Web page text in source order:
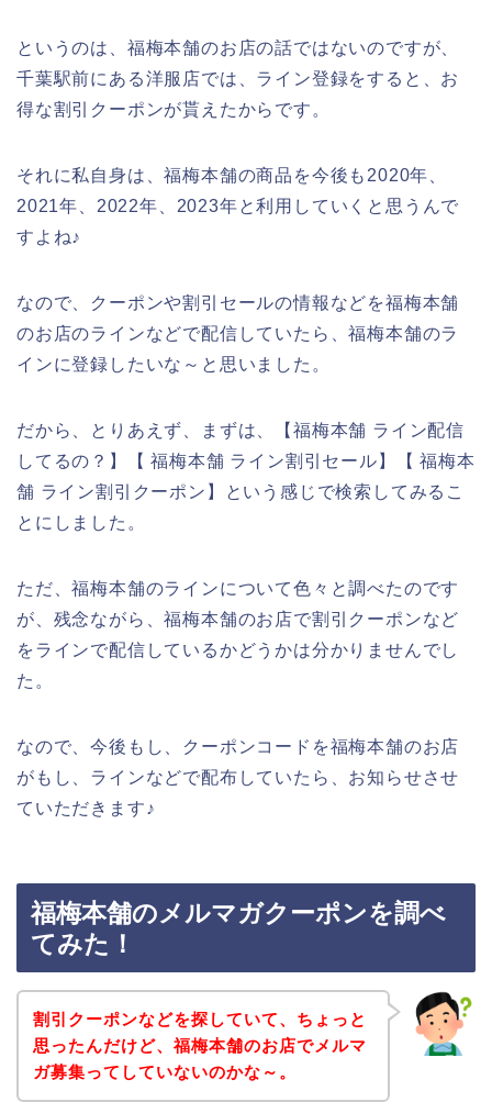
というのは、福梅本舗のお店の話ではないのですが、
千葉駅前にある洋服店では、ライン登録をすると、お
得な割引クーポンが貰えたからです。
それに私自身は、福梅本舗の商品を今後も2020年、
2021年、2022年、2023年と利用していくと思うんで
すよね♪
なので、クーポンや割引セールの情報などを福梅本舗
のお店のラインなどで配信していたら、福梅本舗のラ
インに登録したいな～と思いました。
だから、とりあえず、まずは、【福梅本舗 ライン配信
してるの？】【 福梅本舗 ライン割引セール】【 福梅本
舗 ライン割引クーポン】という感じで検索してみるこ
とにしました。
ただ、福梅本舗のラインについて色々と調べたのです
が、残念ながら、福梅本舗のお店で割引クーポンなど
をラインで配信しているかどうかは分かりませんでし
た。
なので、今後もし、クーポンコードを福梅本舗のお店
がもし、ラインなどで配布していたら、お知らせさせ
ていただきます♪
福梅本舗のメルマガクーポンを調べ
てみた！
割引クーポンなどを探していて、ちょっと
思ったんだけど、福梅本舗のお店でメルマ
ガ募集ってしていないのかな～。